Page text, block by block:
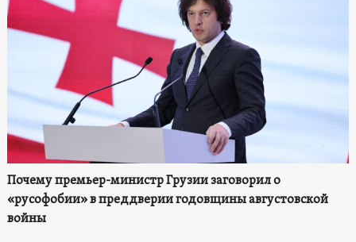
Почему премьер-министр Грузии заговорил о
«русофобии» в преддверии годовщины августовской
войны